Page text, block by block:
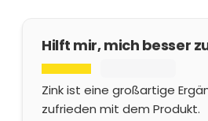
Hilft mir, mich besser
Zink ist eine großartige
zufrieden mit dem Produkt.